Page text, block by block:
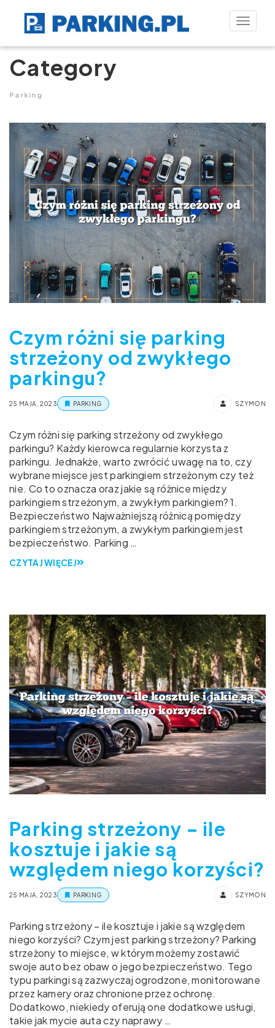
Toggle
Category
Parking
Czym różni się parking
strzeżony od zwykłego
parkingu?
25 MAJA, 2023 PARKING SZYMON
Czym różni się parking strzeżony od zwykłego
parkingu? Każdy kierowca regularnie korzysta z
parkingu. Jednakże, warto zwrócić uwagę na to, czy
wybrane miejsce jest parkingiem strzeżonym czy też
nie. Co to oznacza oraz jakie są różnice między
parkingiem strzeżonym, a zwykłym parkingiem? 1.
Bezpieczeństwo Najważniejszą różnicą pomiędzy
parkingiem strzeżonym, a zwykłym parkingiem jest
bezpieczeństwo. Parking …
CZYTAJ WIĘCEJ
Parking strzeżony – ile
kosztuje i jakie są
względem niego korzyści?
25 MAJA, 2023 PARKING SZYMON
Parking strzeżony – ile kosztuje i jakie są względem
niego korzyści? Czym jest parking strzeżony? Parking
strzeżony to miejsce, w którym możemy zostawić
swoje auto bez obaw o jego bezpieczeństwo. Tego
typu parkingi są zazwyczaj ogrodzone, monitorowane
przez kamery oraz chronione przez ochronę.
Dodatkowo, niekiedy oferują one dodatkowe usługi,
takie jak mycie auta czy naprawy …